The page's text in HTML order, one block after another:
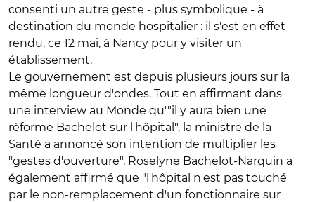
consenti un autre geste - plus symbolique - à
destination du monde hospitalier : il s'est en effet
rendu, ce 12 mai, à Nancy pour y visiter un
établissement.
Le gouvernement est depuis plusieurs jours sur la
même longueur d'ondes. Tout en affirmant dans
une interview au Monde qu'"il y aura bien une
réforme Bachelot sur l'hôpital", la ministre de la
Santé a annoncé son intention de multiplier les
"gestes d'ouverture". Roselyne Bachelot-Narquin a
également affirmé que "l'hôpital n'est pas touché
par le non-remplacement d'un fonctionnaire sur